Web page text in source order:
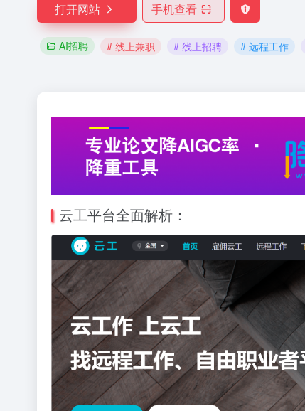
打开网站 手机查看
AI招聘 # 线上兼职 # 线上招聘 # 远程工作
云工平台全面解析：